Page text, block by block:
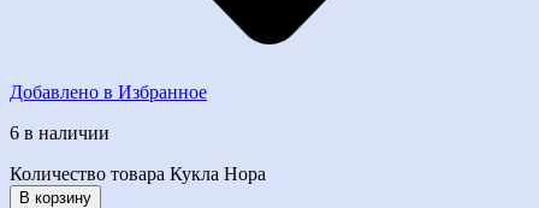
Добавлено в Избранное
6 в наличии
Количество товара Кукла Нора
В корзину